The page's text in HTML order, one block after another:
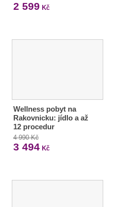
2 599 Kč
Wellness pobyt na
Rakovnicku: jídlo a až
12 procedur
4 990 Kč
3 494Kč